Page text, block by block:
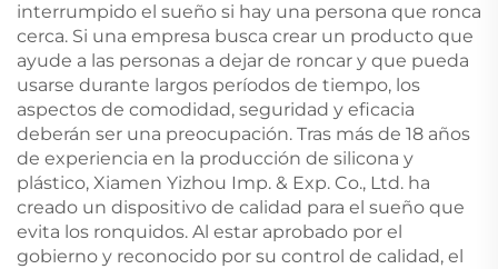
interrumpido el sueño si hay una persona que ronca
cerca. Si una empresa busca crear un producto que
ayude a las personas a dejar de roncar y que pueda
usarse durante largos períodos de tiempo, los
aspectos de comodidad, seguridad y eficacia
deberán ser una preocupación. Tras más de 18 años
de experiencia en la producción de silicona y
plástico, Xiamen Yizhou Imp. & Exp. Co., Ltd. ha
creado un dispositivo de calidad para el sueño que
evita los ronquidos. Al estar aprobado por el
gobierno y reconocido por su control de calidad, el